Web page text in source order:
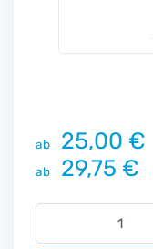
ab 25,00 €
ab
29,75 €